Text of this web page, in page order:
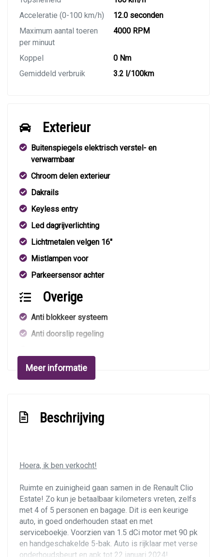
Acceleratie (0-100 km/h)
12.0 seconden
Maximum aantal toeren
per minuut
4000 RPM
Koppel
0 Nm
Gemiddeld verbruik
3.2 l/100km
Exterieur
Buitenspiegels elektrisch verstel- en
verwarmbaar
Chroom delen exterieur
Dakrails
Keyless entry
Led dagrijverlichting
Lichtmetalen velgen 16"
Mistlampen voor
Parkeersensor achter
Overige
Anti blokkeer systeem
Anti doorslip regeling
Bluetooth
Passagiersairbag
Bagagedek
Bestuurdersstoel in hoogte verstelbaar
Elektrische ramen voor
Elektrische ramen voor en achter
Meer informatie
Beschrijving
Hoera, ik ben verkocht!
Ruimte en zuinigheid gaan samen in de Renault Clio
Estate! Zo kun je betaalbaar kilometers vreten, zelfs
met 4 of 5 personen en bagage. Dit is een keurige
auto, in goed onderhouden staat en met
serviceboekje. Voorzien van 1.5 dCi motor met 90 pk
en handgeschakelde 5-bak. Auto is rijklaar met verse
onderhoudsbeurt en apk tot 22 januari 2024!